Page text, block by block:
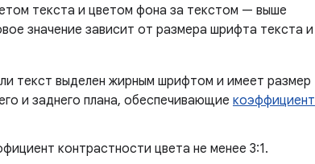
текста и цветом фона за текстом — выше
значение зависит от размера шрифта текста и
текст выделен жирным шрифтом и имеет размер
и заднего плана, обеспечивающие коэффициент
контрастности цвета не менее 3:1.